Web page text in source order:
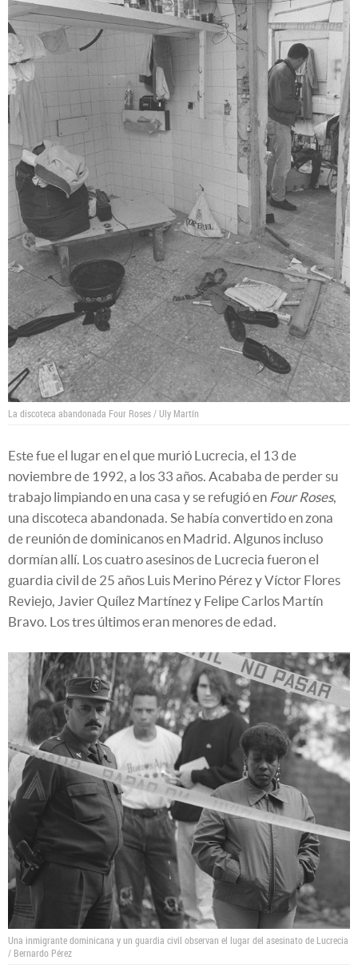
La discoteca abandonada Four Roses / Uly Martín
Este fue el lugar en el que murió Lucrecia, el 13 de
noviembre de 1992, a los 33 años. Acababa de perder su
trabajo limpiando en una casa y se refugió en Four Roses,
una discoteca abandonada. Se había convertido en zona
de reunión de dominicanos en Madrid. Algunos incluso
dormían allí. Los cuatro asesinos de Lucrecia fueron el
guardia civil de 25 años Luis Merino Pérez y Víctor Flores
Reviejo, Javier Quílez Martínez y Felipe Carlos Martín
Bravo. Los tres últimos eran menores de edad.
Una inmigrante dominicana y un guardia civil observan el lugar del asesinato de Lucrecia
/ Bernardo Pérez